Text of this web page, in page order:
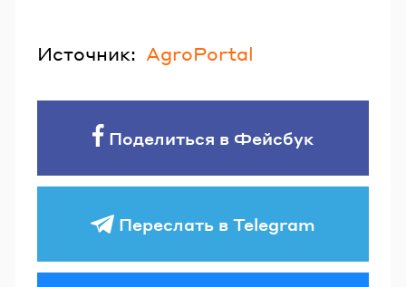
Источник: AgroPortal
Поделиться в Фейсбук
Переслать в Telegram